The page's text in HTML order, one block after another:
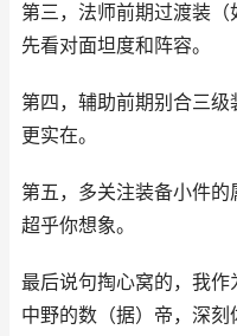
第三，法师前期过渡装
先看对面坦度和阵容。
第四，辅助前期别合三
更实在。
第五，多关注装备小件
超乎你想象。
最后说句掏心窝的，我
中野的数（据）帝，深刻